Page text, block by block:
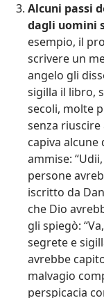
Alcuni passi
dagli uomini
esempio, il
scrivere un
angelo gli
sigilla il libro,
secoli, molte
senza
capiva alcune
ammise:
persone
iscritto da
che Dio
gli spiegò:
segrete e
avrebbe
malvagio
perspicacia